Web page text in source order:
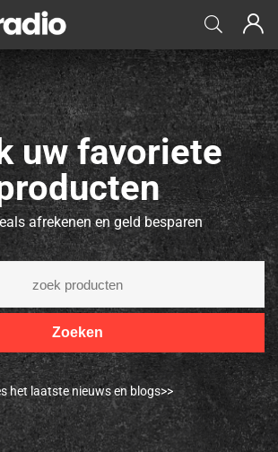
uw favoriete
afrekenen en geld besparen
Zoeken
het laatste nieuws en blogs>>